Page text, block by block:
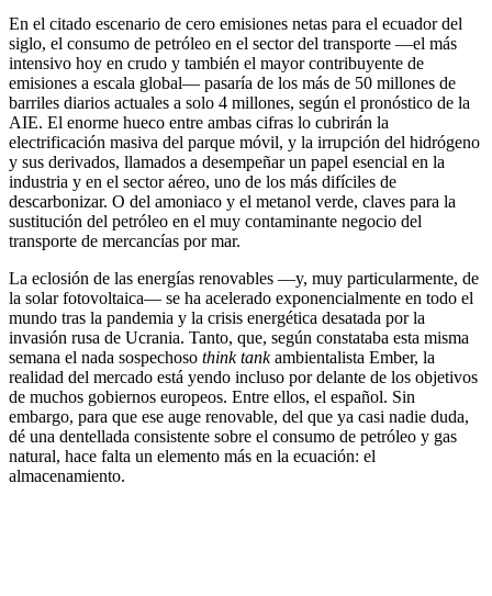
En el citado escenario de cero emisiones netas para el ecuador del
siglo, el consumo de petróleo en el sector del transporte —el más
intensivo hoy en crudo y también el mayor contribuyente de
emisiones a escala global— pasaría de los más de 50 millones de
barriles diarios actuales a solo 4 millones, según el pronóstico de la
AIE. El enorme hueco entre ambas cifras lo cubrirán la
electrificación masiva del parque móvil, y la irrupción del hidrógeno
y sus derivados, llamados a desempeñar un papel esencial en la
industria y en el sector aéreo, uno de los más difíciles de
descarbonizar. O del amoniaco y el metanol verde, claves para la
sustitución del petróleo en el muy contaminante negocio del
transporte de mercancías por mar.
La eclosión de las energías renovables —y, muy particularmente, de
la solar fotovoltaica— se ha acelerado exponencialmente en todo el
mundo tras la pandemia y la crisis energética desatada por la
invasión rusa de Ucrania. Tanto, que, según constataba esta misma
semana el nada sospechoso think tankambientalista Ember, la
realidad del mercado está yendo incluso por delante de los objetivos
de muchos gobiernos europeos. Entre ellos, el español. Sin
embargo, para que ese auge renovable, del que ya casi nadie duda,
dé una dentellada consistente sobre el consumo de petróleo y gas
natural, hace falta un elemento más en la ecuación: el
almacenamiento.